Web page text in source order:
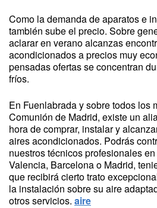
Como la demanda de aparatos e
también sube el precio. Sobre
aclarar en verano alcanzas
acondicionados a precios muy
pensadas ofertas se concentran
fríos.
En Fuenlabrada y sobre todos los
Comunión de Madrid, existe un
hora de comprar, instalar y
aires acondicionados. Podrás
nuestros técnicos profesionales
Valencia, Barcelona o Madrid,
que recibirá cierto trato
la instalación sobre su aire
otros servicios. aire